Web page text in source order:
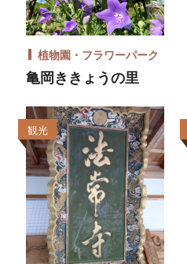
植物園・フラワーパーク
亀岡ききょうの里
観光